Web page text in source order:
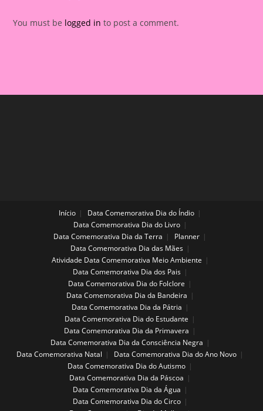
You must be logged in to post a comment.
Início
Data Comemorativa Dia do Índio
Data Comemorativa Dia do Livro
Data Comemorativa Dia da Terra
Planner
Data Comemorativa Dia das Mães
Atividade Data Comemorativa Meio Ambiente
Data Comemorativa Dia dos Pais
Data Comemorativa Dia do Folclore
Data Comemorativa Dia da Bandeira
Data Comemorativa Dia da Pátria
Data Comemorativa Dia do Estudante
Data Comemorativa Dia da Primavera
Data Comemorativa Dia da Consciência Negra
Data Comemorativa Natal
Data Comemorativa Dia do Ano Novo
Data Comemorativa Dia do Autismo
Data Comemorativa Dia da Páscoa
Data Comemorativa Dia da Água
Data Comemorativa Dia do Circo